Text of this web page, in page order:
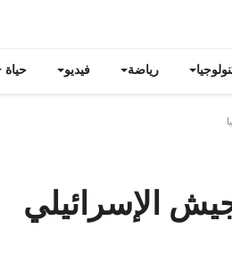
رياضة فيديو حياة
الإسرائيلي